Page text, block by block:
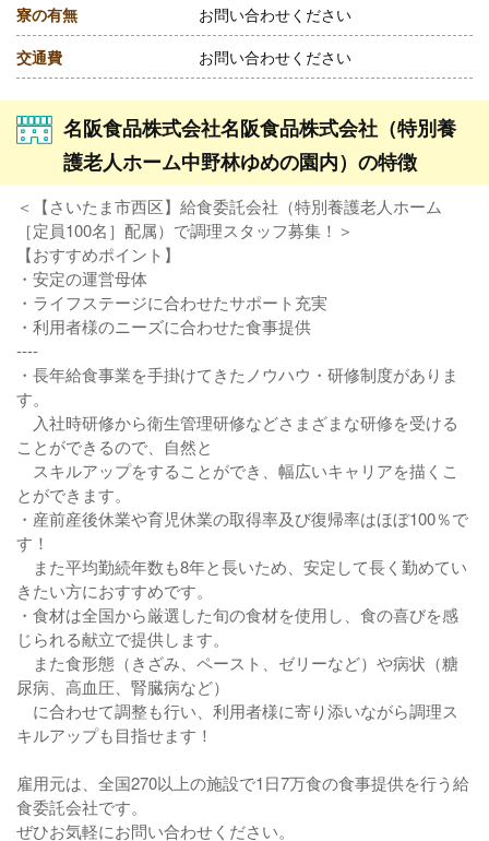
寮の有無 お問い合わせください
交通費 お問い合わせください
名阪食品株式会社名阪食品株式会社（特別養
護老人ホーム中野林ゆめの園内）の特徴
＜【さいたま市西区】給食委託会社（特別養護老人ホーム
［定員100名］配属）で調理スタッフ募集！＞
【おすすめポイント】
・安定の運営母体
・ライフステージに合わせたサポート充実
・利用者様のニーズに合わせた食事提供
----
・長年給食事業を手掛けてきたノウハウ・研修制度がありま
す。
入社時研修から衛生管理研修などさまざまな研修を受ける
ことができるので、自然と
スキルアップをすることができ、幅広いキャリアを描くこ
とができます。
・産前産後休業や育児休業の取得率及び復帰率はほぼ100％で
す！
また平均勤続年数も8年と長いため、安定して長く勤めてい
きたい方におすすめです。
・食材は全国から厳選した旬の食材を使用し、食の喜びを感
じられる献立で提供します。
また食形態（きざみ、ペースト、ゼリーなど）や病状（糖
尿病、高血圧、腎臓病など）
に合わせて調整も行い、利用者様に寄り添いながら調理ス
キルアップも目指せます！
雇用元は、全国270以上の施設で1日7万食の食事提供を行う給
食委託会社です。
ぜひお気軽にお問い合わせください。